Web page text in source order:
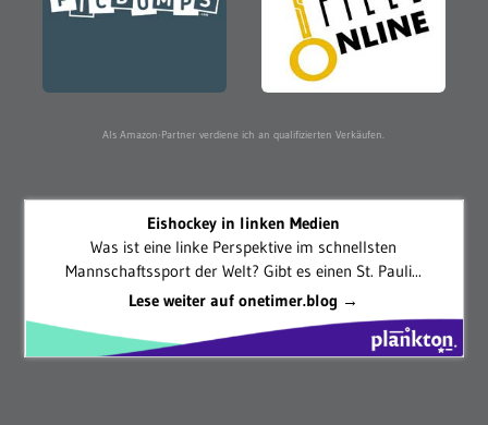
Als Amazon-Partner verdiene ich an qualifizierten Verkäufen.
Eishockey in linken Medien
Was ist eine linke Perspektive im schnellsten
Mannschaftssport der Welt? Gibt es einen St. Pauli...
Lese weiter auf onetimer.blog →